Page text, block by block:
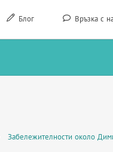
Блог Връзка с
Забележителности около